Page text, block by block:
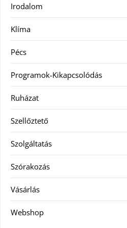
Irodalom
Klíma
Pécs
Programok-Kikapcsolódás
Ruházat
Szellőztető
Szolgáltatás
Szórakozás
Vásárlás
Webshop